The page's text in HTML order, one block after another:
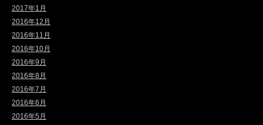
2017年1月
2016年12月
2016年11月
2016年10月
2016年9月
2016年8月
2016年7月
2016年6月
2016年5月